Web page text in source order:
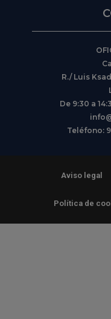
R./ Luis
De 9:30 a
Teléfono:
Aviso legal
Política de